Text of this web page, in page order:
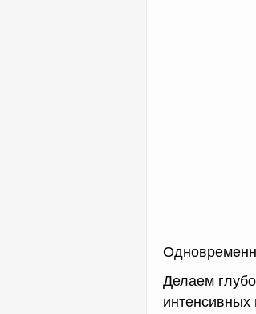
Делаем